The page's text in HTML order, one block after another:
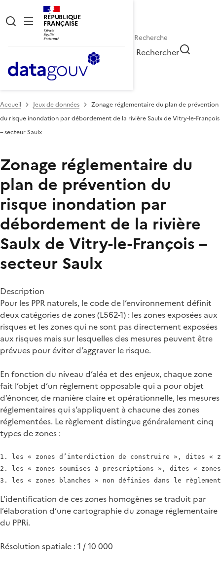
RÉPUBLIQUE
FRANÇAISE
Rechercher
Accueil Jeux de données
Zonage réglementaire du plan de prévention
du risque inondation par débordement de la rivière Saulx de Vitry-le-François
– secteur Saulx
Zonage réglementaire du
plan de prévention du
risque inondation par
débordement de la rivière
Saulx de Vitry-le-François –
secteur Saulx
Description
Pour les PPR naturels, le code de l’environnement définit
deux catégories de zones (L562-1) : les zones exposées aux
risques et les zones qui ne sont pas directement exposées
aux risques mais sur lesquelles des mesures peuvent être
prévues pour éviter d’aggraver le risque.
En fonction du niveau d’aléa et des enjeux, chaque zone
fait l’objet d’un règlement opposable qui a pour objet
d’énoncer, de manière claire et opérationnelle, les mesures
réglementaires qui s’appliquent à chacune des zones
réglementées. Le règlement distingue généralement cinq
types de zones :
1. les « zones d’interdiction de construire », dites «
2. les « zones soumises à prescriptions », dites «
L’identification de ces zones homogènes se traduit par
l’élaboration d’une cartographie du zonage réglementaire
du PPRi.
Résolution spatiale : 1 / 10 000